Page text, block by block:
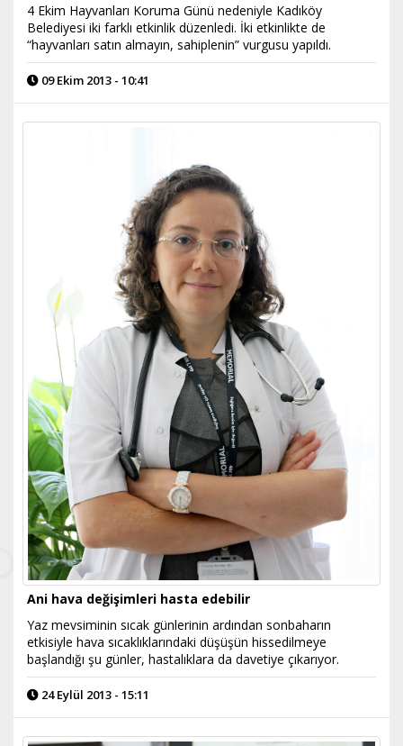
4 Ekim Hayvanları Koruma Günü nedeniyle Kadıköy
Belediyesi iki farklı etkinlik düzenledi. İki etkinlikte de
“hayvanları satın almayın, sahiplenin” vurgusu yapıldı.
09 Ekim 2013 - 10:41
Ani hava değişimleri hasta edebilir
Yaz mevsiminin sıcak günlerinin ardından sonbaharın
etkisiyle hava sıcaklıklarındaki düşüşün hissedilmeye
başlandığı şu günler, hastalıklara da davetiye çıkarıyor.
24 Eylül 2013 - 15:11